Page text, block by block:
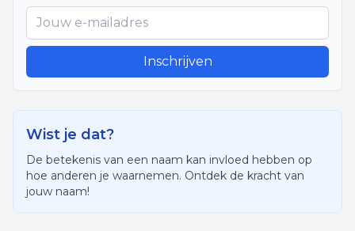
Inschrijven
Wist je dat?
De betekenis van een naam kan invloed hebben op
hoe anderen je waarnemen. Ontdek de kracht van
jouw naam!